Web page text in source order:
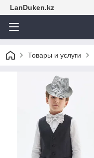
LanDuken.kz
Товары и услуги